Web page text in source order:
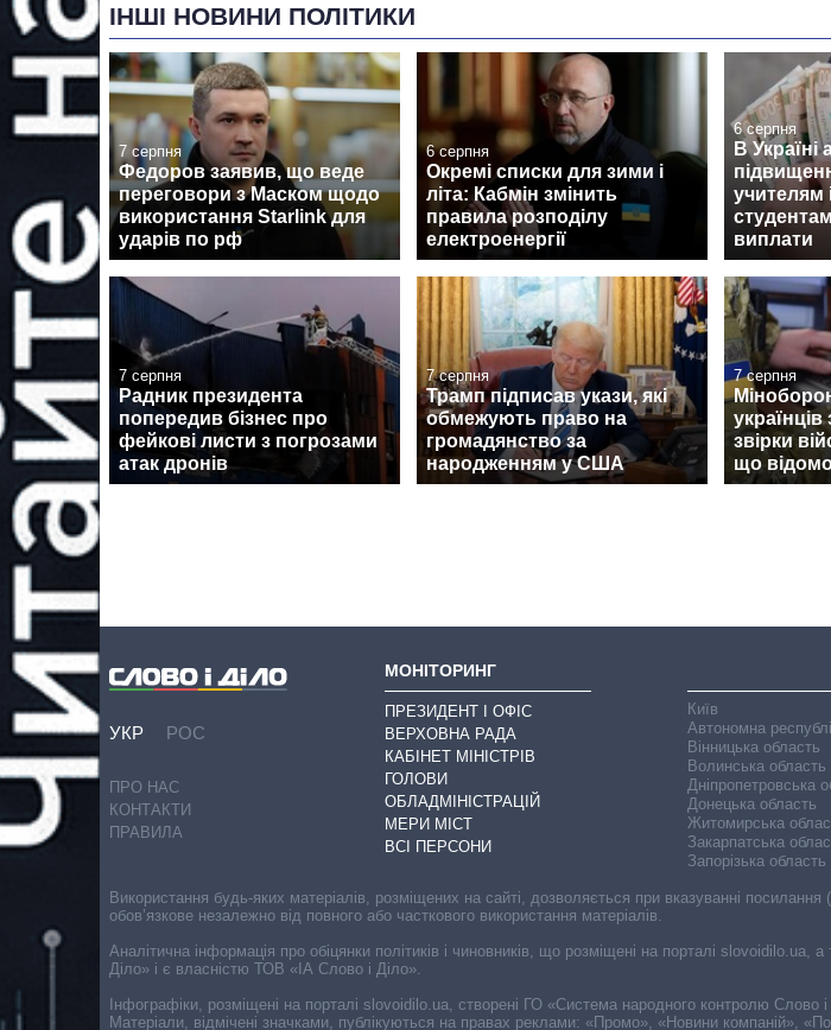
ІНШІ НОВИНИ ПОЛІТИКИ
7 серпня
Федоров заявив, що веде
переговори з Маском щодо
використання Starlink для
ударів по рф
6 серпня
Окремі списки для зими і
літа: Кабмін змінить
правила розподілу
електроенергії
6 серпня
В
учителям
виплати
7 серпня
Радник президента
попередив бізнес про
фейкові листи з погрозами
атак дронів
7 серпня
Трамп підписав укази, які
обмежують право на
громадянство за
народженням у США
7 серпня
звірки
що
УКР РОС
ПРО НАС
КОНТАКТИ
ПРАВИЛА
МОНІТОРИНГ
ПРЕЗИДЕНТ І ОФІС
ВЕРХОВНА РАДА
КАБІНЕТ МІНІСТРІВ
ГОЛОВИ
ОБЛАДМІНІСТРАЦІЙ
МЕРИ МІСТ
ВСІ ПЕРСОНИ
Київ
Автономна
Вінницька область
Волинська область
Дніпропетровська
Донецька область
Житомирська
Закарпатська
Запорізька область
Використання будь-яких матеріалів, розміщених на сайті, дозволяється при вказуванні
обов’язкове незалежно від повного або часткового використання матеріалів.
Аналітична інформація про обіцянки політиків і чиновників, що розміщені на порталі
Діло» і є власністю ТОВ «ІА Слово і Діло».
Інфографіки, розміщені на порталі slovoidilo.ua, створені ГО «Система народного контролю
Матеріали, відмічені значками, публікуються на правах реклами: «Промо», «Новини компаній»,